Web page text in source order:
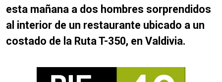
esta mañana a dos hombres sorprendidos
al interior de un restaurante ubicado a un
costado de la Ruta T-350, en Valdivia.